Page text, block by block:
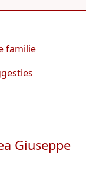
familie
Giuseppe